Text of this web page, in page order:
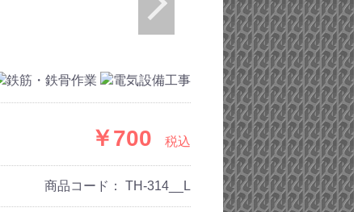
￥700 税込
商品コード： TH-314__L